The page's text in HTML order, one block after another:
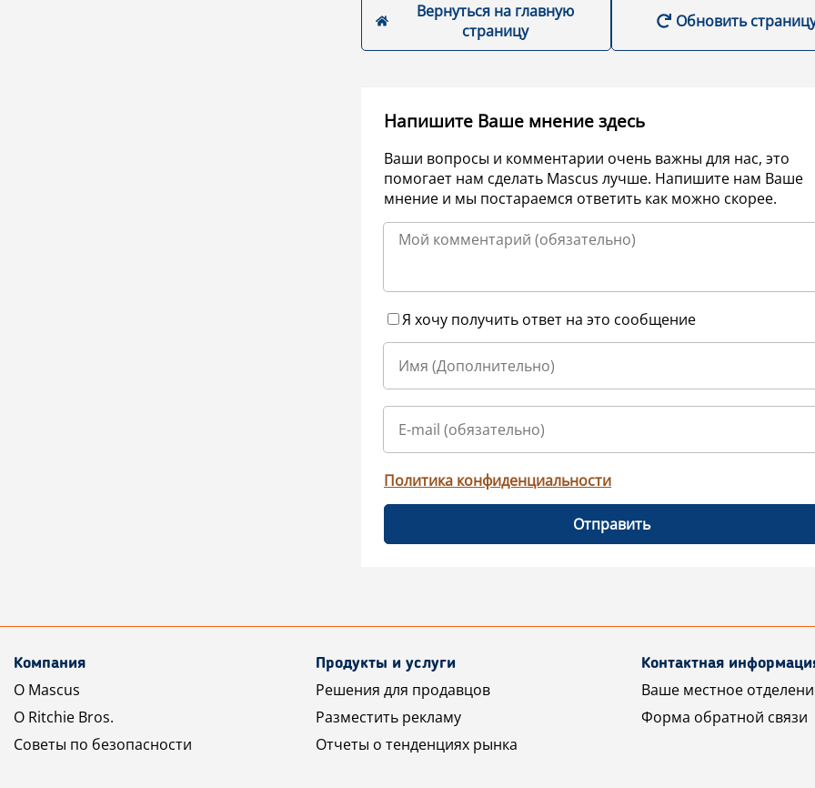
Вернуться на главную
страницу
Обновить
Напишите Ваше мнение здесь
Ваши вопросы и комментарии очень важны для нас, это
помогает нам сделать Mascus лучше. Напишите нам Ваше
мнение и мы постараемся ответить как можно скорее.
Я хочу получить ответ на это сообщение
Политика конфиденциальности
Отправить
Компания
О Mascus
О Ritchie Bros.
Советы по безопасности
Продукты и услуги
Решения для продавцов
Разместить рекламу
Отчеты о тенденциях рынка
Контактная
Ваше местное
Форма обратной связи